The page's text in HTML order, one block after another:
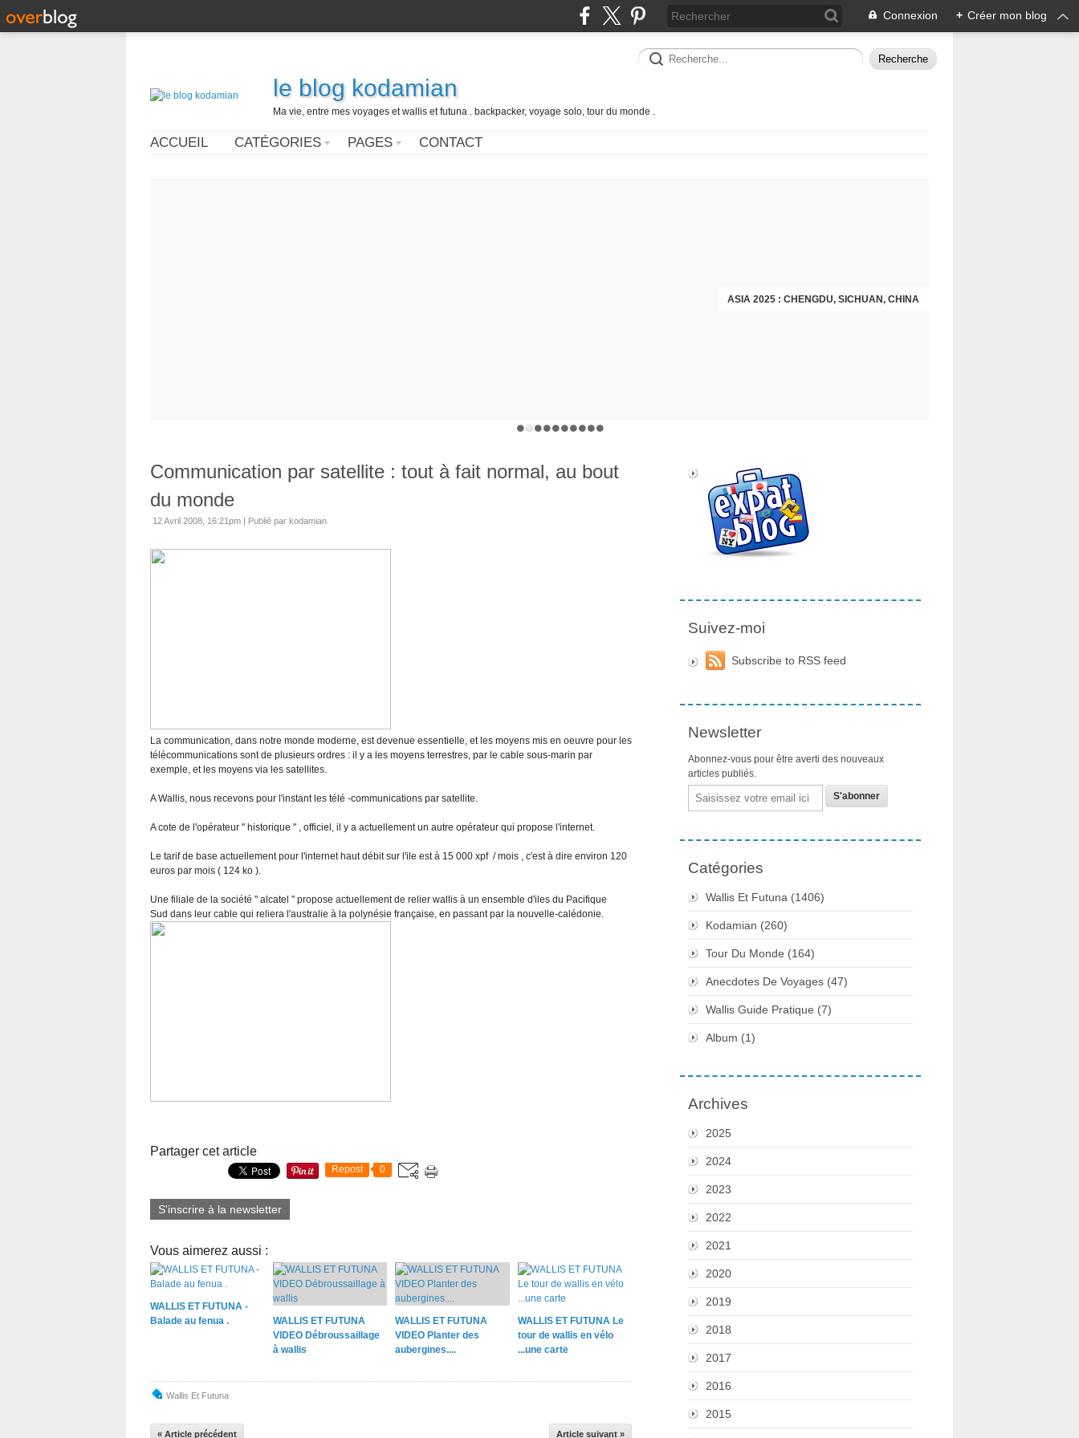
Connexion + Créer mon blog
le blog kodamian
Ma vie, entre mes voyages et wallis et futuna . backpacker, voyage solo, tour du monde .
ACCUEIL CATÉGORIES PAGES CONTACT
ASIA 2025 : CHENGDU, SICHUAN, CHINA
CHENGDU 2025
Communication par satellite : tout à fait normal, au bout
du monde
12 Avril 2008, 16:21pm | Publié par kodamian
La communication, dans notre monde moderne, est devenue essentielle, et les moyens mis en oeuvre pour les
télécommunications sont de plusieurs ordres : il y a les moyens terrestres, par le cable sous-marin par
exemple, et les moyens via les satellites.
A Wallis, nous recevons pour l'instant les télé -communications par satellite.
A cote de l'opérateur " historique " , officiel, il y a actuellement un autre opérateur qui propose l'internet.
Le tarif de base actuellement pour l'internet haut débit sur l'ile est à 15 000 xpf / mois , c'est à dire environ 120
euros par mois ( 124 ko ).
Une filiale de la société " alcatel " propose actuellement de relier wallis à un ensemble d'iles du Pacifique
Sud dans leur cable qui reliera l'australie à la polynésie française, en passant par la nouvelle-calédonie.
Partager cet article
Repost 0
S'inscrire à la newsletter
Vous aimerez aussi :
WALLIS ET FUTUNA -
Balade au fenua .
WALLIS ET FUTUNA
VIDEO Débroussaillage
à wallis
WALLIS ET FUTUNA
VIDEO Planter des
aubergines....
WALLIS ET FUTUNA Le
tour de wallis en vélo
...une carte
Wallis Et Futuna
« Article précédent Article suivant »
Suivez-moi
Subscribe to RSS feed
Newsletter
Abonnez-vous pour être averti des nouveaux
articles publiés.
Email
Catégories
Wallis Et Futuna (1406)
Kodamian (260)
Tour Du Monde (164)
Anecdotes De Voyages (47)
Wallis Guide Pratique (7)
Album (1)
Archives
2025
2024
2023
2022
2021
2020
2019
2018
2017
2016
2015